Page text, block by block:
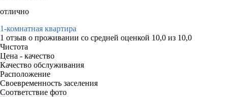
отлично
1-комнатная квартира
1 отзыв о проживании со средней оценкой 10,0 из 10,0
Чистота
Цена - качество
Качество обслуживания
Расположение
Своевременность заселения
Соответствие фото